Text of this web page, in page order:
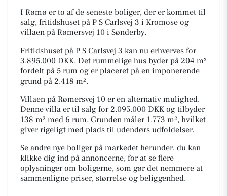
I Rømø er to af de seneste boliger, der er kommet til
salg, fritidshuset på P S Carlsvej 3 i Kromose og
villaen på Rømersvej 10 i Sønderby.
Fritidshuset på P S Carlsvej 3 kan nu erhverves for
3.895.000 DKK. Det rummelige hus byder på 204 m²
fordelt på 5 rum og er placeret på en imponerende
grund på 2.418 m².
Villaen på Rømersvej 10 er en alternativ mulighed.
Denne villa er til salg for 2.095.000 DKK og tilbyder
138 m² med 6 rum. Grunden måler 1.773 m², hvilket
giver rigeligt med plads til udendørs udfoldelser.
Se andre nye boliger på markedet herunder, du kan
klikke dig ind på annoncerne, for at se flere
oplysninger om boligerne, som gør det nemmere at
sammenligne priser, størrelse og beliggenhed.